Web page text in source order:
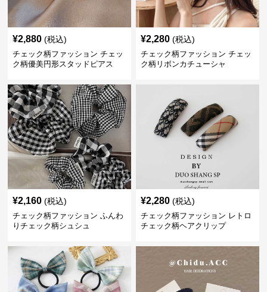
¥2,880 (税込)
チェック柄ファッション チェッ
ク柄優美円形スタッドピアス
¥2,280 (税込)
チェック柄ファッション チェッ
ク柄リボンカチューシャ
¥2,160 (税込)
チェック柄ファッション ふんわ
りチェック柄シュシュ
¥2,280 (税込)
チェック柄ファッション レトロ
チェック柄ヘアクリップ